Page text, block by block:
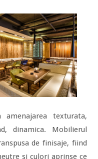
texturata,
dinamica. Mobilierul
de finisaje, fiind
si culori aprinse ce